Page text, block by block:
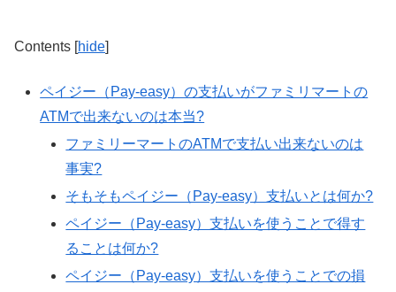
Contents [hide]
ペイジー（Pay-easy）の支払いがファミリマートの
ATMで出来ないのは本当?
ファミリーマートのATMで支払い出来ないのは
事実?
そもそもペイジー（Pay-easy）支払いとは何か?
ペイジー（Pay-easy）支払いを使うことで得す
ることは何か?
ペイジー（Pay-easy）支払いを使うことでの損